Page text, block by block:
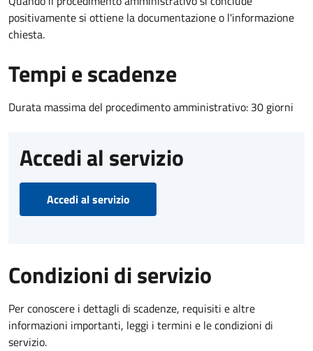
positivamente si ottiene la documentazione o l'informazione
chiesta.
Tempi e scadenze
Durata massima del procedimento amministrativo: 30 giorni
Accedi al servizio
Accedi al servizio
Condizioni di servizio
Per conoscere i dettagli di scadenze, requisiti e altre
informazioni importanti, leggi i termini e le condizioni di
servizio.